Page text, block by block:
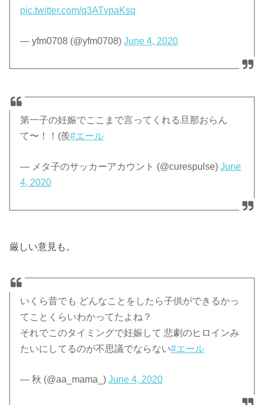
pic.twitter.com/q3ATvpaKsq
— yfm0708 (@yfm0708)June 4, 2020
第一子の妊娠でここまで言ってくれる旦那おらん
て〜！！(羨#エール
— メタ子のサッカーアカウント (@curespulse)June
4, 2020
厳しい意見も。
いくら昔でも どんなことをしたら子供ができるかっ
てことくらいわかってたよね？
それでこのタイミングで妊娠して 悲劇のヒロインみ
たいにしてるのが不思議でならない#エール
— 秋 (@aa_mama_)June 4, 2020